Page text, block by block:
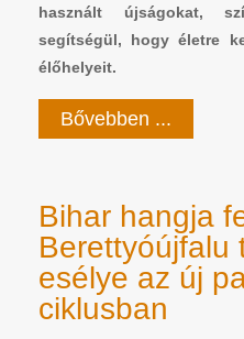
használt újságokat,
segítségül, hogy életre
élőhelyeit.
Bővebben ...
Bihar hangja
Berettyóújfalu
esélye az új
ciklusban